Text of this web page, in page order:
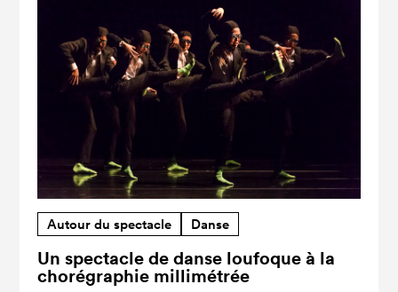
Autour du spectacle Danse
Un spectacle de danse loufoque à la
chorégraphie millimétrée